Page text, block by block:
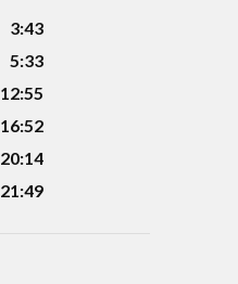
3:43
5:33
12:55
16:52
20:14
21:49